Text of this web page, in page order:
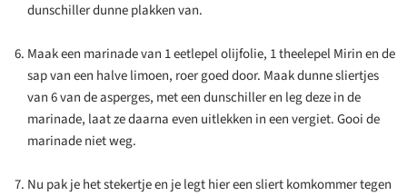
dunschiller dunne plakken van.
Maak een marinade van 1 eetlepel olijfolie, 1 theelepel Mirin en de
sap van een halve limoen, roer goed door. Maak dunne sliertjes
van 6 van de asperges, met een dunschiller en leg deze in de
marinade, laat ze daarna even uitlekken in een vergiet. Gooi de
marinade niet weg.
Nu pak je het stekertje en je legt hier een sliert komkommer tegen